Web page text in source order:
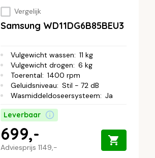
Vergelijk
Samsung WD11DG6B85BEU3
Vulgewicht wassen: 11 kg
Vulgewicht drogen: 6 kg
Toerental: 1400 rpm
Geluidsniveau: Stil - 72 dB
Wasmiddeldoseersysteem: Ja
Leverbaar
Adviesprijs 1149,-
699,-